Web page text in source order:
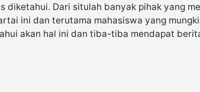
diketahui. Dari situlah banyak pihak yang
ini dan terutama mahasiswa yang
akan hal ini dan tiba-tiba mendapat